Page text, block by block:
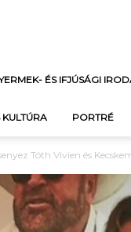
ÉS IFJÚSÁGI
PORTRÉ
Tóth Vivien és